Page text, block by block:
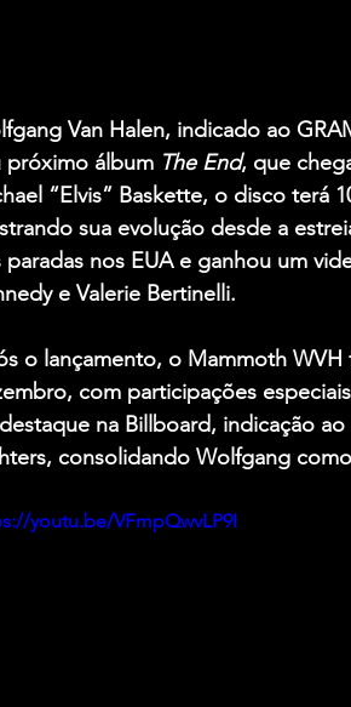
Van Halen, indicado ao
próximo álbum The End, que
“Elvis” Baskette, o disco terá
sua evolução desde a
paradas nos EUA e ganhou um
e Valerie Bertinelli.
o lançamento, o Mammoth WVH
com participações
na Billboard, indicação
consolidando Wolfgang
youtu.be/VFmpQwvLP9I